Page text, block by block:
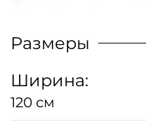
Размеры
Ширина:
120 см